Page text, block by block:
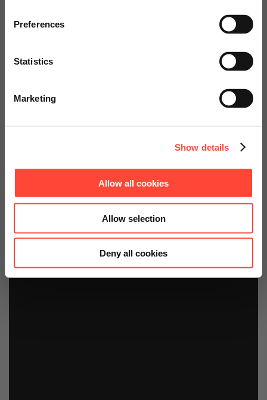
Preferences
Statistics
Marketing
Show details
Allow all cookies
Allow selection
Deny all cookies
Ihre Infrastruktur fällt auseinander?
Sie wurden gehackt? Ihre IT ist zu
teuer? Ihre IT skaliert nicht? Deshalb
bringen wir Sie in die Cloud!
specially adapted offers and